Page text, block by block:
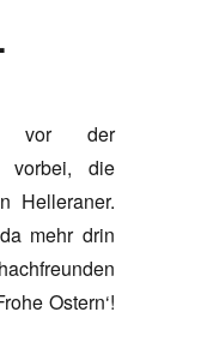
vor der
vorbei, die
Helleraner.
mehr drin
Ostern‘!